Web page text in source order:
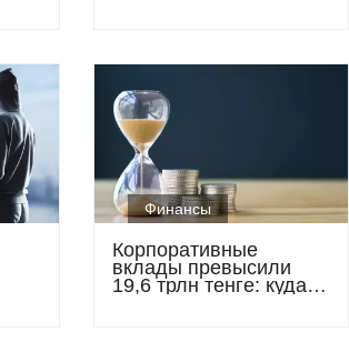
Финансы
Корпоративные
вклады превысили
19,6 трлн тенге: куда